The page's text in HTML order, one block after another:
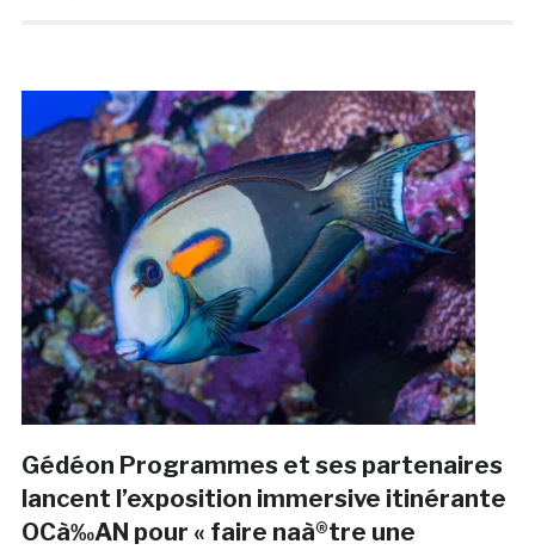
Gédéon Programmes et ses partenaires
lancent l’exposition immersive itinérante
OCà‰AN pour « faire naà®tre une